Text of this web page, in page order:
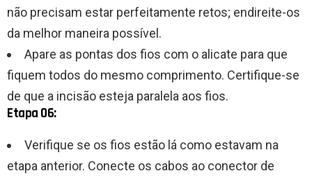
não precisam estar perfeitamente retos; endireite-os
da melhor maneira possível.
Apare as pontas dos fios com o alicate para que
fiquem todos do mesmo comprimento. Certifique-se
de que a incisão esteja paralela aos fios.
Etapa 06:
Verifique se os fios estão lá como estavam na
etapa anterior. Conecte os cabos ao conector de